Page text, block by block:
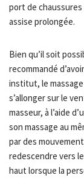
port de
assise prolongée.
Bien qu’il soit
recommandé
institut, le
s’allonger sur le
masseur, à l’aide
son massage au
par des
redescendre vers
haut lorsque la